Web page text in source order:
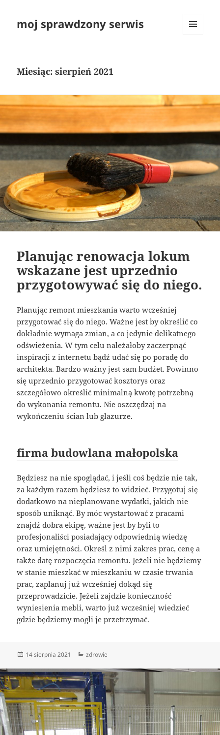
moj sprawdzony serwis
Miesiąc:sierpień 2021
Planując renowacja lokum
wskazane jest uprzednio
przygotowywać się do niego.
Planując remont mieszkania warto wcześniej
przygotować się do niego. Ważne jest by określić co
dokładnie wymaga zmian, a co jedynie delikatnego
odświeżenia. W tym celu należałoby zaczerpnąć
inspiracji z internetu bądź udać się po poradę do
architekta. Bardzo ważny jest sam budżet. Powinno
się uprzednio przygotować kosztorys oraz
szczegółowo określić minimalną kwotę potrzebną
do wykonania remontu. Nie oszczędzaj na
wykończeniu ścian lub glazurze.
firma budowlana małopolska
Będziesz na nie spoglądać, i jeśli coś będzie nie tak,
za każdym razem będziesz to widzieć. Przygotuj się
dodatkowo na nieplanowane wydatki, jakich nie
sposób uniknąć. By móc wystartować z pracami
znajdź dobra ekipę, ważne jest by byli to
profesjonaliści posiadający odpowiednią wiedzę
oraz umiejętności. Określ z nimi zakres prac, cenę a
także datę rozpoczęcia remontu. Jeżeli nie będziemy
w stanie mieszkać w mieszkaniu w czasie trwania
prac, zaplanuj już wcześniej dokąd się
przeprowadzicie. Jeżeli zajdzie konieczność
wyniesienia mebli, warto już wcześniej wiedzieć
gdzie będziemy mogli je przetrzymać.
Data
14 sierpnia 2021 Kategorie
zdrowie